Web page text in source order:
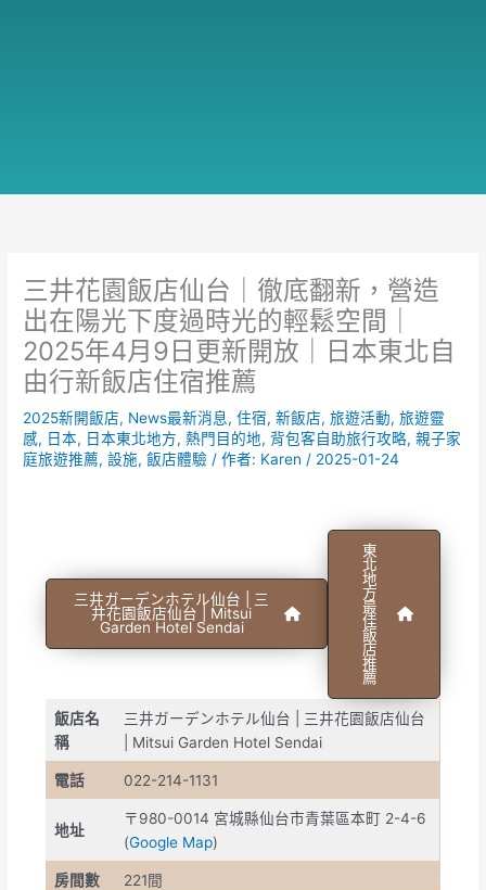
三井花園飯店仙台｜徹底翻新，營造
出在陽光下度過時光的輕鬆空間｜
2025年4月9日更新開放｜日本東北自
由行新飯店住宿推薦
2025新開飯店, News最新消息,住宿,新飯店,旅遊活動,旅遊靈
感, 日本, 日本東北地方,熱門目的地,背包客自助旅行攻略,親子家
庭旅遊推薦,設施,飯店體驗 / 作者: Karen / 2025-01-24
三井ガーデンホテル仙台 | 三
井花園飯店仙台 | Mitsui
Garden Hotel Sendai
東
北
地
方
最
佳
飯
店
推
薦
飯店名
稱
三井ガーデンホテル仙台 | 三井花園飯店仙台
| Mitsui Garden Hotel Sendai
電話 022-214-1131
地址
〒980-0014 宮城縣仙台市青葉區本町 2-4-6
(Google Map)
房間數 221間